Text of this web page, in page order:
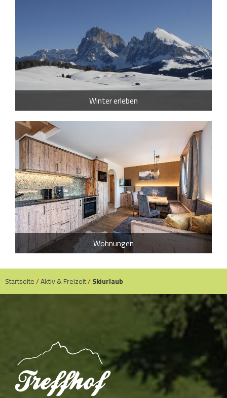
Winter erleben
Wohnungen
Startseite/Aktiv & Freizeit/Skiurlaub